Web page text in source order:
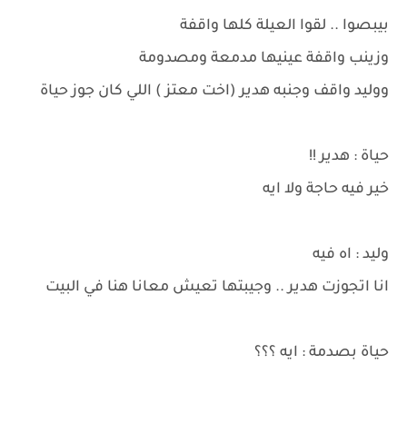
بيبصوا .. لقوا العيلة كلها واقفة
وزينب واقفة عينيها مدمعة ومصدومة
ووليد واقف وجنبه هدير (اخت معتز ) اللي كان جوز حياة
حياة : هدير !!
خير فيه حاجة ولا ايه
وليد : اه فيه
انا اتجوزت هدير .. وجيبتها تعيش معانا هنا في البيت
حياة بصدمة : ايه ؟؟؟